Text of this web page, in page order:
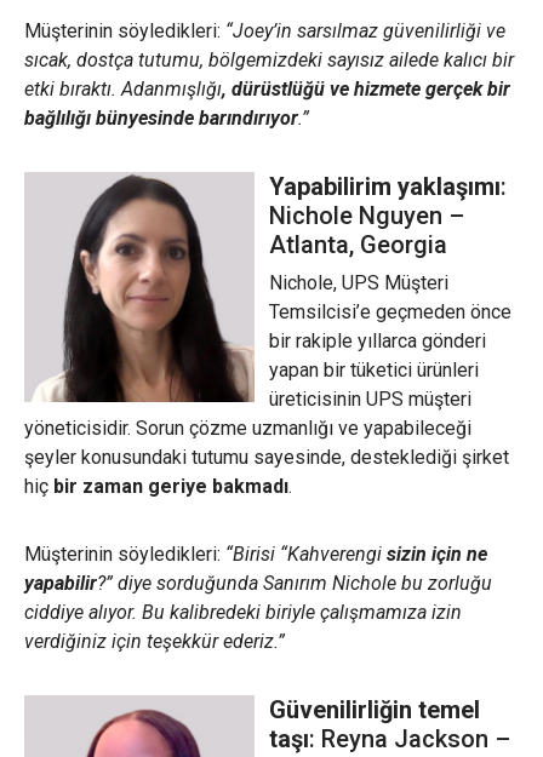
Müşterinin söyledikleri: “Joey’in sarsılmaz güvenilirliği ve
sıcak, dostça tutumu, bölgemizdeki sayısız ailede kalıcı bir
etki bıraktı. Adanmışlığı, dürüstlüğü ve hizmete gerçek bir
bağlılığı bünyesinde barındırıyor.”
Yapabilirim yaklaşımı:
Nichole Nguyen –
Atlanta, Georgia
Nichole, UPS Müşteri
Temsilcisi’e geçmeden önce
bir rakiple yıllarca gönderi
yapan bir tüketici ürünleri
üreticisinin UPS müşteri
yöneticisidir. Sorun çözme uzmanlığı ve yapabileceği
şeyler konusundaki tutumu sayesinde, desteklediği şirket
hiç bir zaman geriye bakmadı.
Müşterinin söyledikleri: “Birisi “Kahverengi sizin için ne
yapabilir?” diye sorduğunda Sanırım Nichole bu zorluğu
ciddiye alıyor. Bu kalibredeki biriyle çalışmamıza izin
verdiğiniz için teşekkür ederiz.”
Güvenilirliğin temel
taşı: Reyna Jackson –